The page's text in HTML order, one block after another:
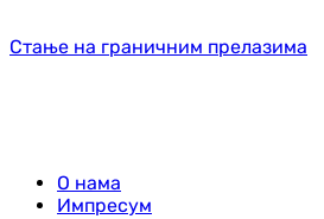
Стање на граничним прелазима
О нама
Импресум